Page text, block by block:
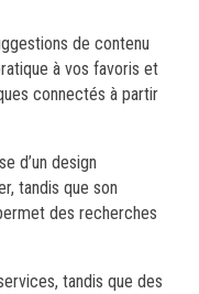
de contenu
à vos favoris et
connectés à partir
d’un design
tandis que son
des recherches
tandis que des